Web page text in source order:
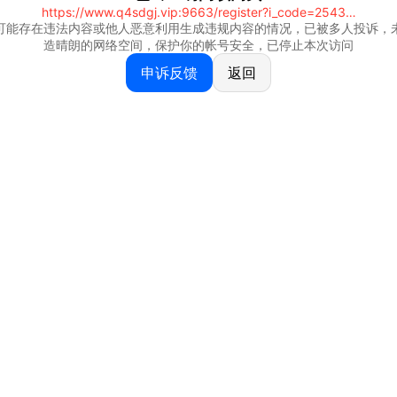
https://www.q4sdgj.vip:9663/register?i_code=25430844
能存在违法内容或他人恶意利用生成违规内容的情况，已被多人投诉，
造晴朗的网络空间，保护你的帐号安全，已停止本次访问
申诉反馈 返回